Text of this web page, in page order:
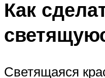
Как
Светящаяся